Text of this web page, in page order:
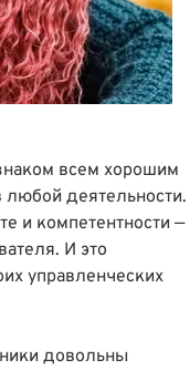
всем хорошим
деятельности.
и компетентности —
И это
управленческих
довольны